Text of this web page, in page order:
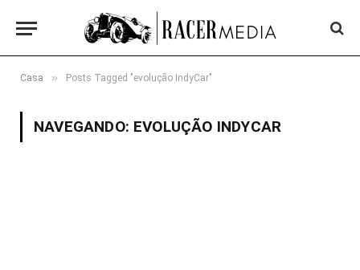
Casa » Posts Tagged "evolução IndyCar"
NAVEGANDO: EVOLUÇÃO INDYCAR